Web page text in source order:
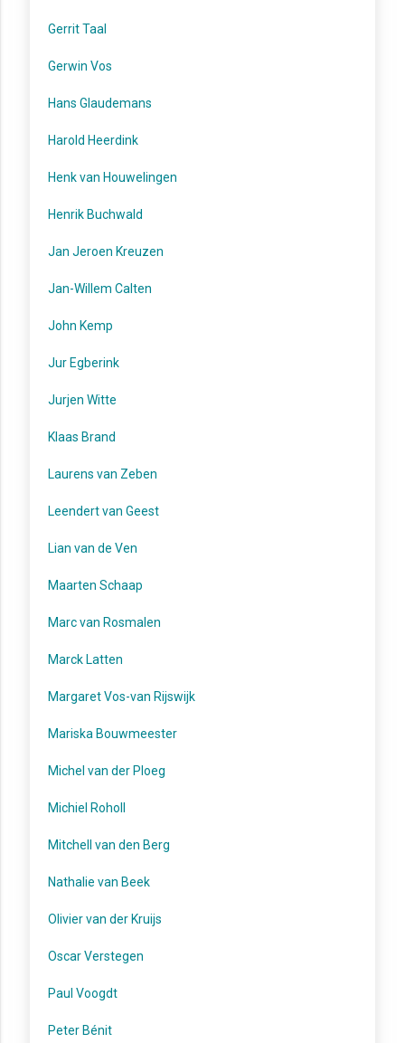
Gerrit Taal
Gerwin Vos
Hans Glaudemans
Harold Heerdink
Henk van Houwelingen
Henrik Buchwald
Jan Jeroen Kreuzen
Jan-Willem Calten
John Kemp
Jur Egberink
Jurjen Witte
Klaas Brand
Laurens van Zeben
Leendert van Geest
Lian van de Ven
Maarten Schaap
Marc van Rosmalen
Marck Latten
Margaret Vos-van Rijswijk
Mariska Bouwmeester
Michel van der Ploeg
Michiel Roholl
Mitchell van den Berg
Nathalie van Beek
Olivier van der Kruijs
Oscar Verstegen
Paul Voogdt
Peter Bénit